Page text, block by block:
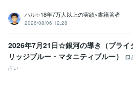
イレギュラーが発生した場合
「正式回答は　〇〇時頃のお届け予定に
ハル✨18年7万人以上の実績×書籍著者
2026/08/06 12:28
2026年7月21日☆銀河の導き（ブライ
リッジブルー・マタニティブルー）
占い